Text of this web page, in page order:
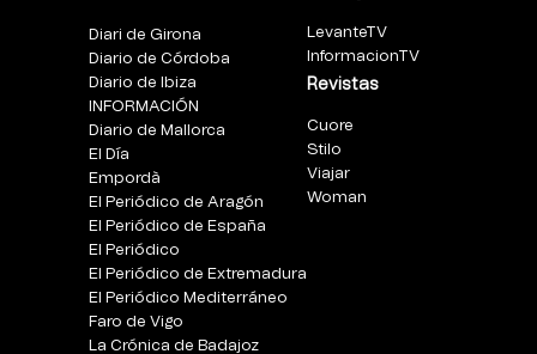
Diari de Girona
Diario de Córdoba
Diario de Ibiza
INFORMACIÓN
Diario de Mallorca
El Día
Empordà
El Periódico de Aragón
El Periódico de España
El Periódico
El Periódico de Extremadura
El Periódico Mediterráneo
Faro de Vigo
La Crónica de Badajoz
LevanteTV
InformacionTV
Revistas
Cuore
Stilo
Viajar
Woman